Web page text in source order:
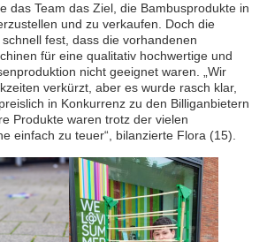
das Team das Ziel, die Bambusprodukte in
und zu verkaufen. Doch die
fest, dass die vorhandenen
für eine qualitativ hochwertige und
nicht geeignet waren. „Wir
verkürzt, aber es wurde rasch klar,
in Konkurrenz zu den Billiganbietern
Produkte waren trotz der vielen
einfach zu teuer“, bilanzierte Flora (15).